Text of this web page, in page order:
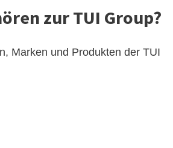
zur TUI Group?
Marken und Produkten der TUI